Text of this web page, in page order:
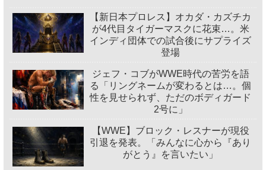
【新日本プロレス】オカダ・カズチカ
が4代目タイガーマスクに花束…。米
インディ団体での試合後にサプライズ
登場
ジェフ・コブがWWE時代の苦労を語
る「リングネームが変わるとは…。個
性を見せられず、ただのボディガード
2号に」
【WWE】ブロック・レスナーが現役
引退を発表。「みんなに心から『あり
がとう』を言いたい」